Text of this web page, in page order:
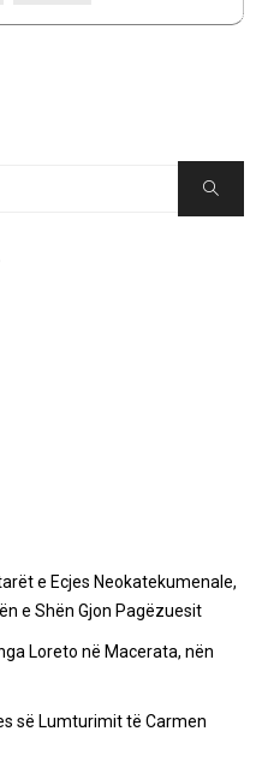
Search
e Ecjes Neokatekumenale,
e Shën Gjon Pagëzuesit
Loreto në Macerata, nën
së Lumturimit të Carmen